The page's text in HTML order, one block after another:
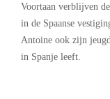
Voortaan verblijven
in de Spaanse
Antoine ook zijn
in Spanje leeft.